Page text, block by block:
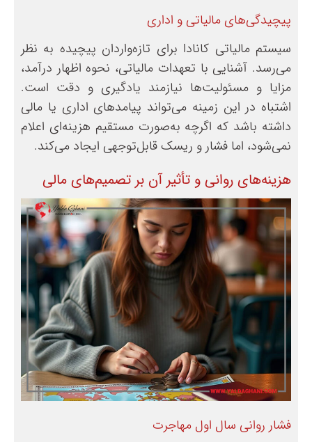
پیچیدگی‌های مالیاتی و اداری
سیستم مالیاتی کانادا برای تازه‌واردان پیچیده به نظر
می‌رسد. آشنایی با تعهدات مالیاتی، نحوه اظهار درآمد،
مزایا و مسئولیت‌ها نیازمند یادگیری و دقت است.
اشتباه در این زمینه می‌تواند پیامدهای اداری یا مالی
داشته باشد که اگرچه به‌صورت مستقیم هزینه‌ای اعلام
نمی‌شود، اما فشار و ریسک قابل‌توجهی ایجاد می‌کند.
هزینه‌های روانی و تأثیر آن بر تصمیم‌های مالی
فشار روانی سال اول مهاجرت